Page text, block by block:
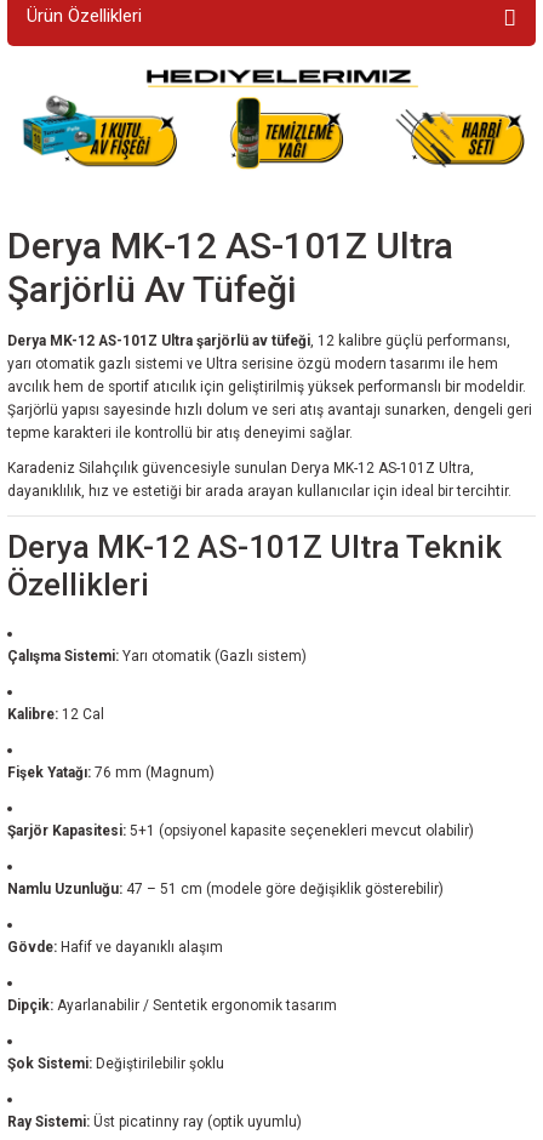
Ürün Özellikleri
Derya MK-12 AS-101Z Ultra
Şarjörlü Av Tüfeği
Derya MK-12 AS-101Z Ultra şarjörlü av tüfeği, 12 kalibre güçlü performansı,
yarı otomatik gazlı sistemi ve Ultra serisine özgü modern tasarımı ile hem
avcılık hem de sportif atıcılık için geliştirilmiş yüksek performanslı bir modeldir.
Şarjörlü yapısı sayesinde hızlı dolum ve seri atış avantajı sunarken, dengeli geri
tepme karakteri ile kontrollü bir atış deneyimi sağlar.
Karadeniz Silahçılık güvencesiyle sunulan Derya MK-12 AS-101Z Ultra,
dayanıklılık, hız ve estetiği bir arada arayan kullanıcılar için ideal bir tercihtir.
Derya MK-12 AS-101Z Ultra Teknik
Özellikleri
Çalışma Sistemi: Yarı otomatik (Gazlı sistem)
Kalibre: 12 Cal
Fişek Yatağı: 76 mm (Magnum)
Şarjör Kapasitesi: 5+1 (opsiyonel kapasite seçenekleri mevcut olabilir)
Namlu Uzunluğu: 47 – 51 cm (modele göre değişiklik gösterebilir)
Gövde: Hafif ve dayanıklı alaşım
Dipçik: Ayarlanabilir / Sentetik ergonomik tasarım
Şok Sistemi: Değiştirilebilir şoklu
Ray Sistemi: Üst picatinny ray (optik uyumlu)